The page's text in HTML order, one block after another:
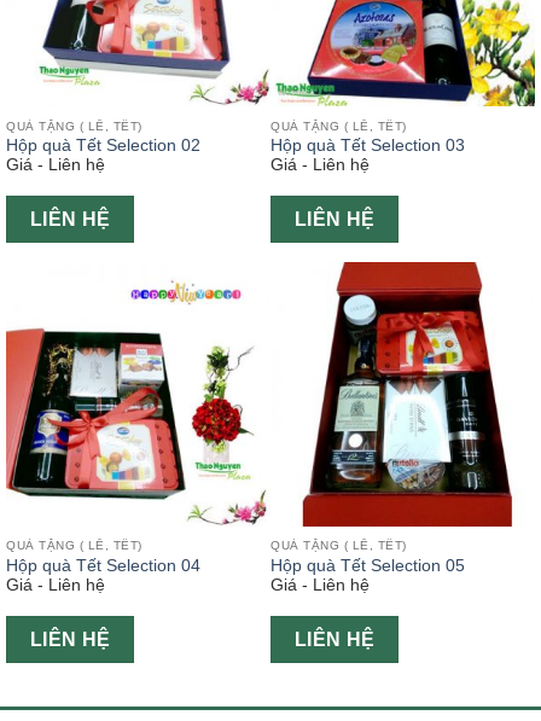
QUÀ TẶNG ( LỄ, TẾT)
Hộp quà Tết Selection 02
Giá - Liên hệ
LIÊN HỆ
QUÀ TẶNG ( LỄ, TẾT)
Hộp quà Tết Selection 03
Giá - Liên hệ
LIÊN HỆ
QUÀ TẶNG ( LỄ, TẾT)
Hộp quà Tết Selection 04
Giá - Liên hệ
LIÊN HỆ
QUÀ TẶNG ( LỄ, TẾT)
Hộp quà Tết Selection 05
Giá - Liên hệ
LIÊN HỆ